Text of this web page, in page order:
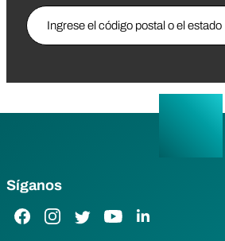
Ingrese el código postal o el estado
Síganos
Enlace de Facebook
Enlace de Instagram
Enlace de Twitter
Enlace de YouTube
Enlace de LinkedIn